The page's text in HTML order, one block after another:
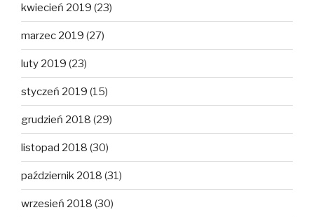
kwiecień 2019 (23)
marzec 2019 (27)
luty 2019 (23)
styczeń 2019 (15)
grudzień 2018 (29)
listopad 2018 (30)
październik 2018 (31)
wrzesień 2018 (30)